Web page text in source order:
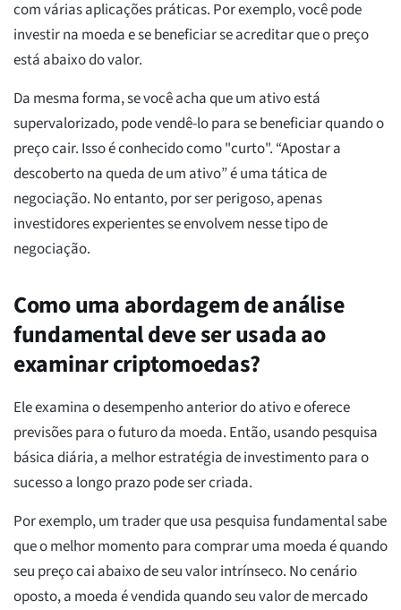
com várias aplicações práticas. Por exemplo, você pode
investir na moeda e se beneficiar se acreditar que o preço
está abaixo do valor.
Da mesma forma, se você acha que um ativo está
supervalorizado, pode vendê-lo para se beneficiar quando o
preço cair. Isso é conhecido como "curto". “Apostar a
descoberto na queda de um ativo” é uma tática de
negociação. No entanto, por ser perigoso, apenas
investidores experientes se envolvem nesse tipo de
negociação.
Como uma abordagem de análise
fundamental deve ser usada ao
examinar criptomoedas?
Ele examina o desempenho anterior do ativo e oferece
previsões para o futuro da moeda. Então, usando pesquisa
básica diária, a melhor estratégia de investimento para o
sucesso a longo prazo pode ser criada.
Por exemplo, um trader que usa pesquisa fundamental sabe
que o melhor momento para comprar uma moeda é quando
seu preço cai abaixo de seu valor intrínseco. No cenário
oposto, a moeda é vendida quando seu valor de mercado